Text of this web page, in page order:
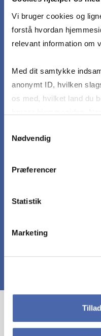
Vi bruger cookies og
forstå hvordan
relevant information om
Med dit samtykke
anonymt ID, hvilken
os med, hvilket land du
markedsføring. Du
Nødvendig
Præferencer
Statistik
Marketing
virksomhedens
kapaciteter
Opstille og vælge
optimering af
forudsætninger er
virkefelt for